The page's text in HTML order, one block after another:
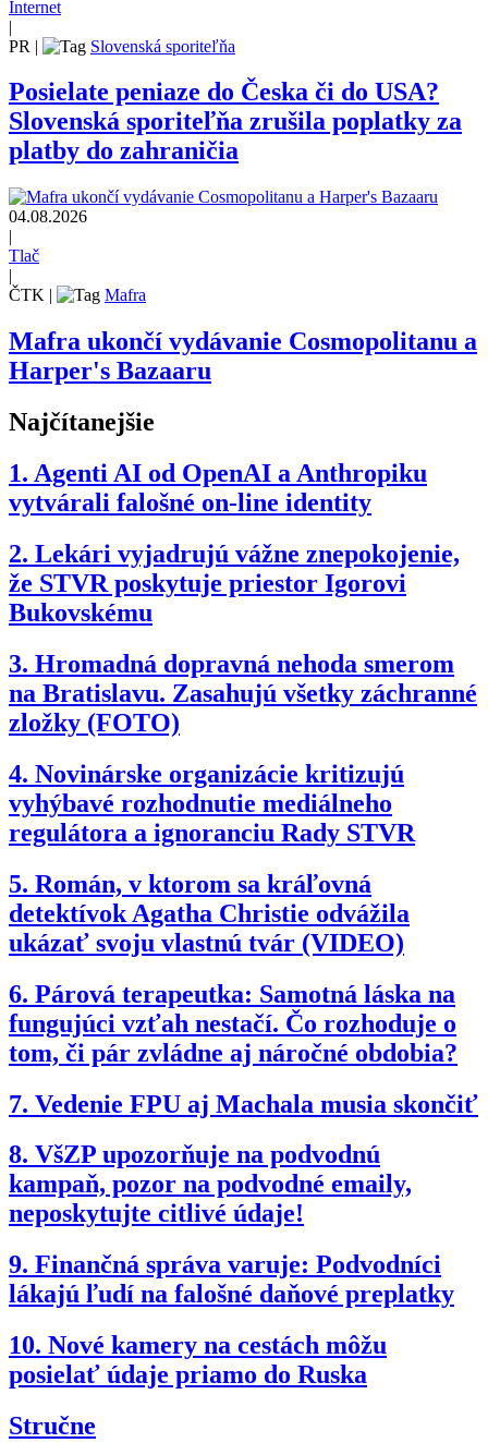
Internet
|
PR | Slovenská sporiteľňa
Posielate peniaze do Česka či do USA?
Slovenská sporiteľňa zrušila poplatky za
platby do zahraničia
04.08.2026
|
Tlač
|
ČTK | Mafra
Mafra ukončí vydávanie Cosmopolitanu a
Harper's Bazaaru
Najčítanejšie
1. Agenti AI od OpenAI a Anthropiku
vytvárali falošné on-line identity
2. Lekári vyjadrujú vážne znepokojenie,
že STVR poskytuje priestor Igorovi
Bukovskému
3. Hromadná dopravná nehoda smerom
na Bratislavu. Zasahujú všetky záchranné
zložky (FOTO)
4. Novinárske organizácie kritizujú
vyhýbavé rozhodnutie mediálneho
regulátora a ignoranciu Rady STVR
5. Román, v ktorom sa kráľovná
detektívok Agatha Christie odvážila
ukázať svoju vlastnú tvár (VIDEO)
6. Párová terapeutka: Samotná láska na
fungujúci vzťah nestačí. Čo rozhoduje o
tom, či pár zvládne aj náročné obdobia?
7. Vedenie FPU aj Machala musia skončiť
8. VšZP upozorňuje na podvodnú
kampaň, pozor na podvodné emaily,
neposkytujte citlivé údaje!
9. Finančná správa varuje: Podvodníci
lákajú ľudí na falošné daňové preplatky
10. Nové kamery na cestách môžu
posielať údaje priamo do Ruska
Stručne